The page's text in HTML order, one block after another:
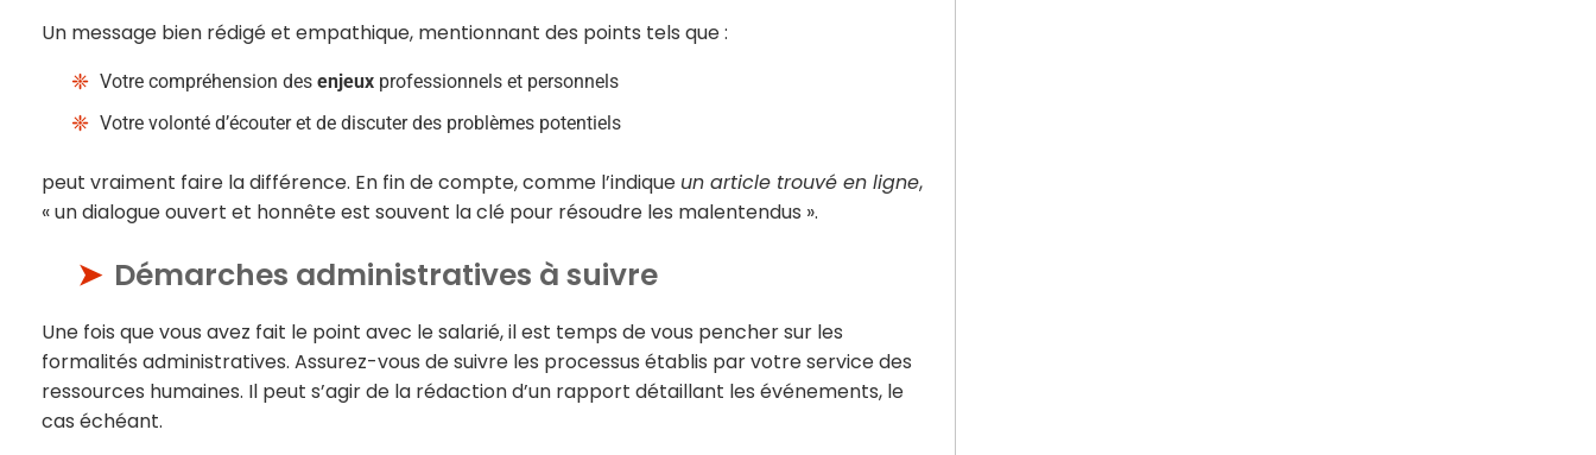
Un message bien rédigé et empathique, mentionnant des points tels que :
Votre compréhension des enjeux professionnels et personnels
Votre volonté d’écouter et de discuter des problèmes potentiels
peut vraiment faire la différence. En fin de compte, comme l’indique un article trouvé en ligne,
« un dialogue ouvert et honnête est souvent la clé pour résoudre les malentendus ».
Démarches administratives à suivre
Une fois que vous avez fait le point avec le salarié, il est temps de vous pencher sur les
formalités administratives. Assurez-vous de suivre les processus établis par votre service des
ressources humaines. Il peut s’agir de la rédaction d’un rapport détaillant les événements, le
cas échéant.